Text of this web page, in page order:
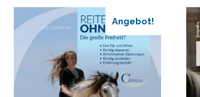
Angebot!